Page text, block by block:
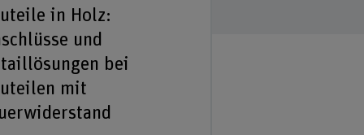
in Holz:
und
bei
mit